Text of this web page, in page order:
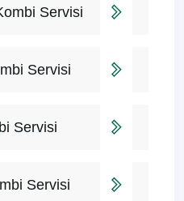
Servisi
Servisi
Servisi
Servisi